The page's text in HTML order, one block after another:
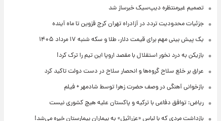
تصمیم غیرمنتظره دیپ‌سیک خبرساز شد
جزئیات محدودیت تردد در آزادراه تهران کرج قزوین تا ماه آینده
یک پیش ‌بینی مهم برای قیمت دلار، طلا و سکه شنبه ۱۷ مرداد ۱۴۰۵
بازیکن به درد نخور استقلال با مقصد اروپا این تیم را ترک کرد!
عراق بر خلع سلاح گروه‌ها و انحصار سلاح در دست دولت تاکید کرد
بازخوانی آهنگی در وصف حضرت زهرا توسط شادمهر + فیلم
ریاض: توافق دفاعی با ترکیه و پاکستان علیه هیچ کشوری نیست
بازداشت مردی که با لباس «عزرائیل» به بیماران بیمارستان خیره می‌شد!